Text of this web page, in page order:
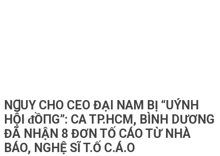
NꞬUY CHO CEO ĐẠI NAM B‌Ị “UÝNH
HỘI ᵭỒПG”: CA TP.HCM, BÌNH DƯƠNG
ĐÃ NHẬN 8 ĐƠN TỐ CÁO TỪ NHÀ
BÁO, NGHỆ SĨ T.Ố C.Á.O